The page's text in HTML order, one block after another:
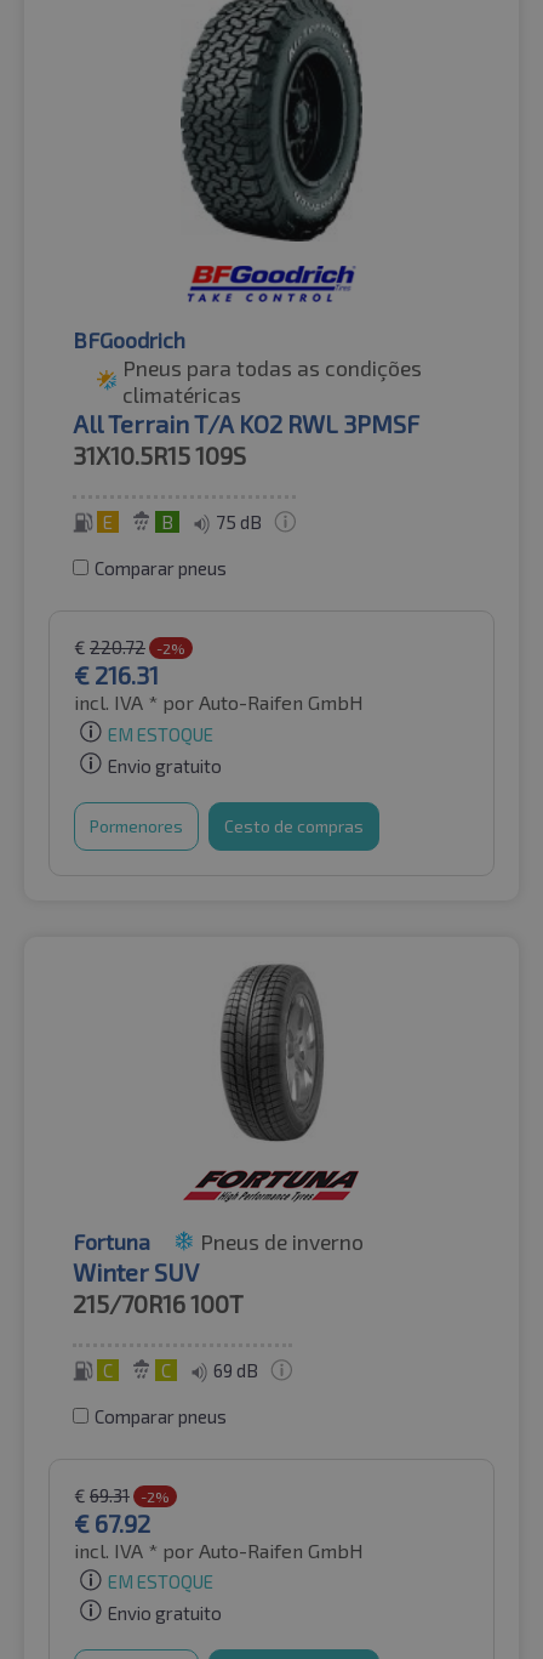
BFGoodrich
Pneus para todas as condições
climatéricas
All Terrain T/A KO2 RWL 3PMSF
31X10.5R15109S
E B 75 dB
Comparar pneus
€ 220.72 -2%
€ 216.31
incl. IVA * por Auto-Raifen GmbH
EM ESTOQUE
Envio gratuito
Pormenores Cesto de compras
Fortuna Pneus de inverno
Winter SUV
215/70R16100T
C C 69 dB
Comparar pneus
€ 69.31 -2%
€ 67.92
incl. IVA * por Auto-Raifen GmbH
EM ESTOQUE
Envio gratuito